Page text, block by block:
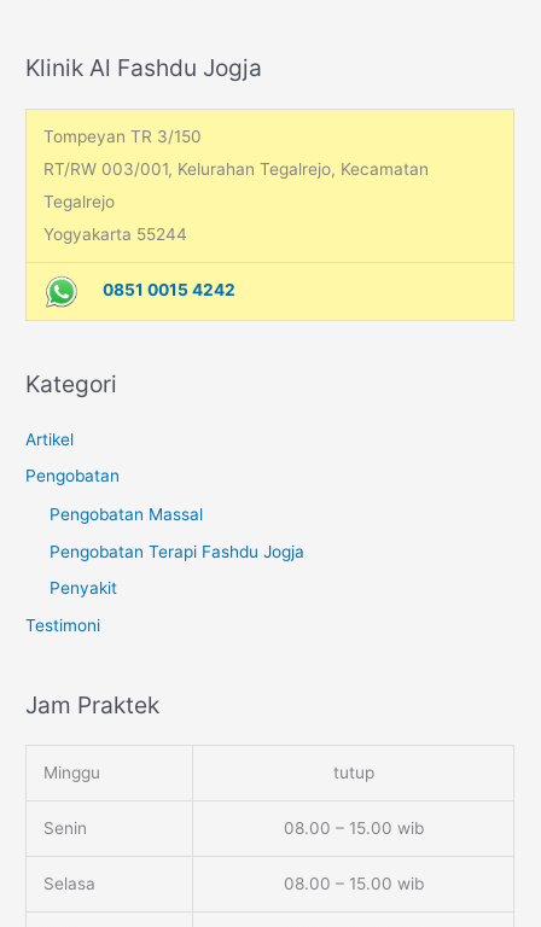
Klinik Al Fashdu Jogja
Tompeyan TR 3/150
RT/RW 003/001, Kelurahan Tegalrejo, Kecamatan
Tegalrejo
Yogyakarta 55244
0851 0015 4242
Kategori
Artikel
Pengobatan
Pengobatan Massal
Pengobatan Terapi Fashdu Jogja
Penyakit
Testimoni
Jam Praktek
Minggu tutup
Senin 08.00 – 15.00 wib
Selasa 08.00 – 15.00 wib